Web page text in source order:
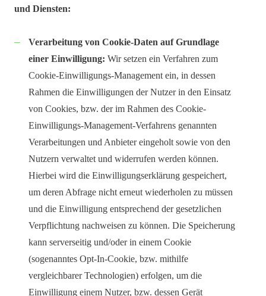
und Diensten:
Verarbeitung von Cookie-Daten auf Grundlage
einer Einwilligung: Wir setzen ein Verfahren zum
Cookie-Einwilligungs-Management ein, in dessen
Rahmen die Einwilligungen der Nutzer in den Einsatz
von Cookies, bzw. der im Rahmen des Cookie-
Einwilligungs-Management-Verfahrens genannten
Verarbeitungen und Anbieter eingeholt sowie von den
Nutzern verwaltet und widerrufen werden können.
Hierbei wird die Einwilligungserklärung gespeichert,
um deren Abfrage nicht erneut wiederholen zu müssen
und die Einwilligung entsprechend der gesetzlichen
Verpflichtung nachweisen zu können. Die Speicherung
kann serverseitig und/oder in einem Cookie
(sogenanntes Opt-In-Cookie, bzw. mithilfe
vergleichbarer Technologien) erfolgen, um die
Einwilligung einem Nutzer, bzw. dessen Gerät